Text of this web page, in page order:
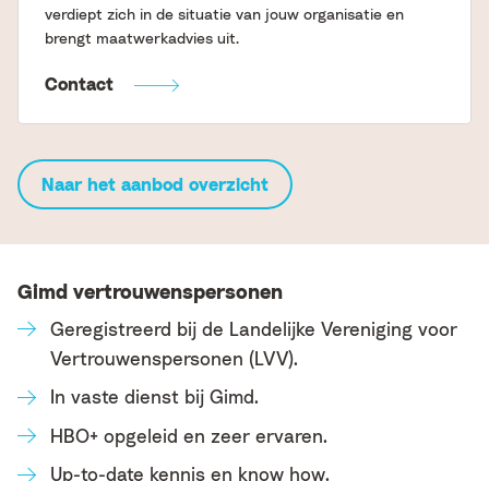
verdiept zich in de situatie van jouw organisatie en
brengt maatwerkadvies uit.
Contact
Naar het aanbod overzicht
Gimd vertrouwenspersonen
Geregistreerd bij de Landelijke Vereniging voor
Vertrouwenspersonen (LVV).
In vaste dienst bij Gimd.
HBO+ opgeleid en zeer ervaren.
Up-to-date kennis en know how.